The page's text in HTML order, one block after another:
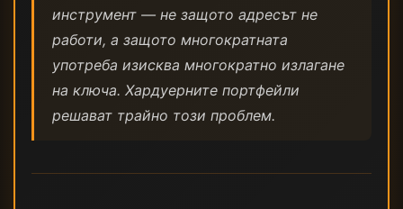
инструмент — не защото адресът не
работи, а защото многократната
употреба изисква многократно излагане
на ключа. Хардуерните портфейли
решават трайно този проблем.